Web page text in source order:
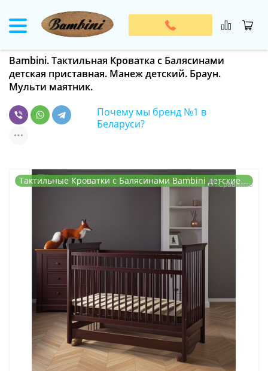
Bambini. Тактильная Кроватка с Балясинами
детская приставная. Манеж детский. Браун.
Мульти маятник.
Почему мы бренд №1 в
Беларуси?
Тактильные Кроватки с Балясинами Bambini детские…
Сравнить